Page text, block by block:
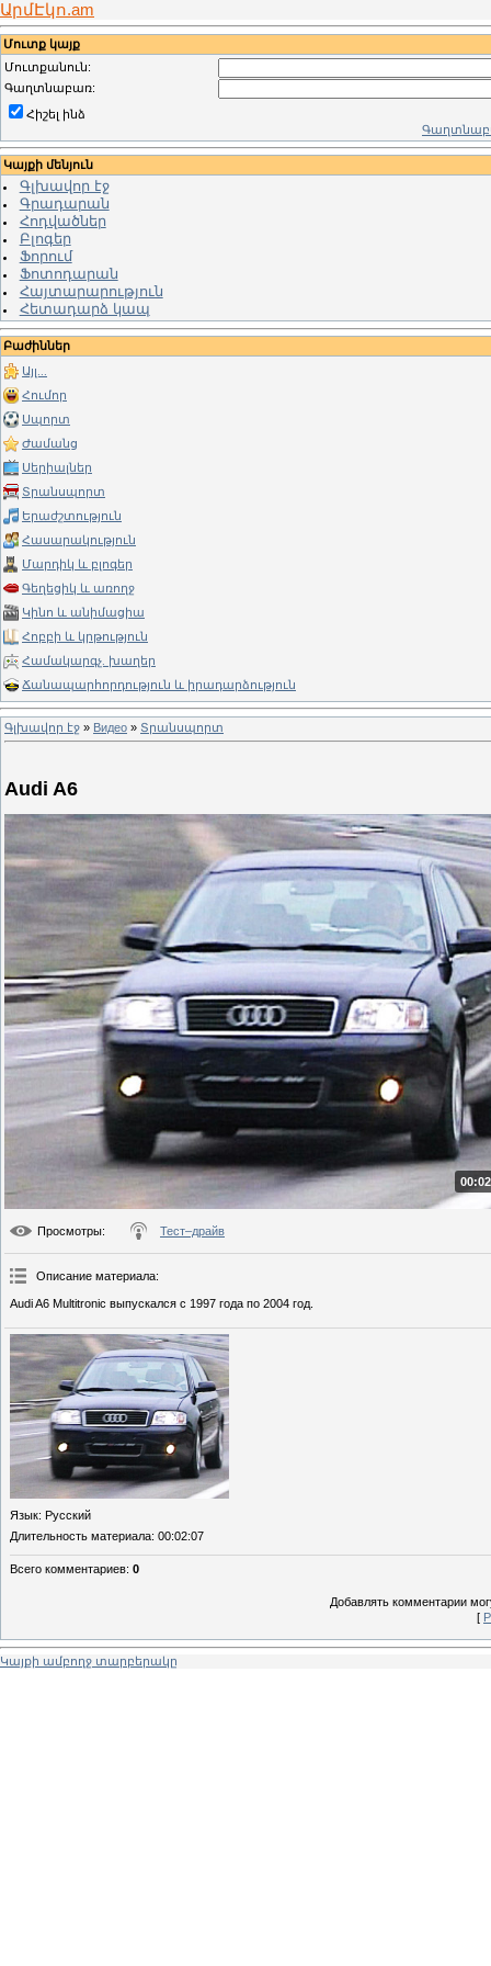
ԱրմԷկո.am
Մուտք կայք
Մուտքանուն:
Գաղտնաբառ:
Հիշել ինձ
Կայքի մենյուն
Գլխավոր էջ
Գրադարան
Հոդվածներ
Բլոգեր
Ֆորում
Ֆոտոդարան
Հայտարարություն
Հետադարձ կապ
Բաժիններ
Այլ...
Հումոր
Սպորտ
Ժամանց
Սերիալներ
Տրանսպորտ
Երաժշտություն
Հասարակություն
Մարդիկ և բլոգեր
Գեղեցիկ և առողջ
Կինո և անիմացիա
Հոբբի և կրթություն
Համակարգչ. խաղեր
Ճանապարհորդություն և իրադարձություն
Գլխավոր էջ » Видео » Տրանսպորտ
Audi A6
Просмотры: Тест–драйв
Описание материала:
Audi A6 Multitronic выпускался с 1997 года по 2004 год.
Язык: Русский
Длительность материала: 00:02:07
Всего комментариев: 0
Добавлять комментарии
[
Կայքի ամբողջ տարբերակը